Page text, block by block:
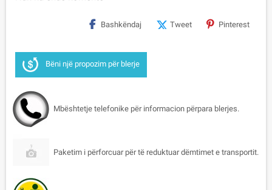
Bashkëndaj Tweet Pinterest
Bëni një propozim për blerje
Mbështetje telefonike për informacion përpara blerjes.
Paketim i përforcuar për të reduktuar dëmtimet e transportit.